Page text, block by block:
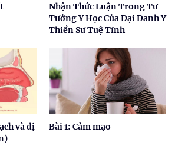
Nhận Thức Luận Trong Tư
Tưởng Y Học Của Đại Danh Y
Thiền Sư Tuệ Tĩnh
và dị
Bài 1: Cảm mạo